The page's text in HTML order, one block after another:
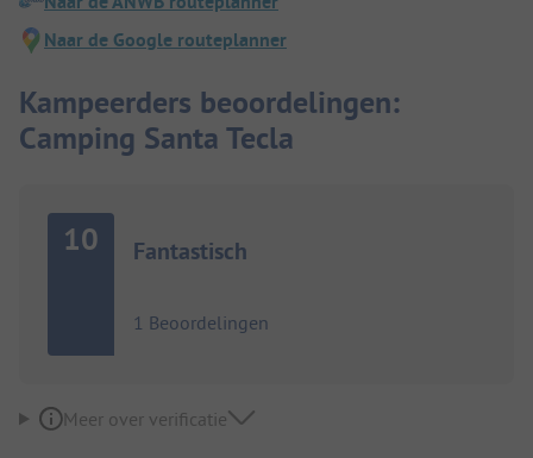
Naar de Google routeplanner
Kampeerders beoordelingen:
Camping Santa Tecla
10 Fantastisch
1 Beoordelingen
Meer over verificatie